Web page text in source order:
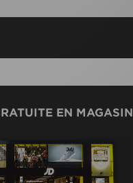
EN MAGASIN